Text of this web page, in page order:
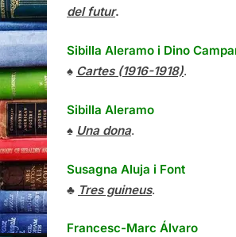
del futur.
Sibilla Aleramo i Dino
♠ Cartes (1916-1918).
Sibilla Aleramo
♠ Una dona.
Susagna Aluja i Font
♣ Tres guineus.
Francesc-Marc Álvaro